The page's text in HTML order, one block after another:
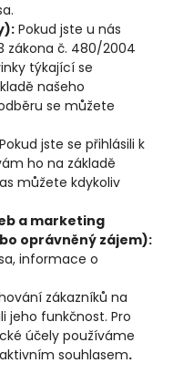
Pokud jste u nás
zákona č. 480/2004
týkající se
našeho
se můžete
Pokud jste se přihlásili k
ho na základě
můžete kdykoliv
a marketing
oprávněný zájem):
informace o
zákazníků na
jeho funkčnost. Pro
účely používáme
souhlasem.